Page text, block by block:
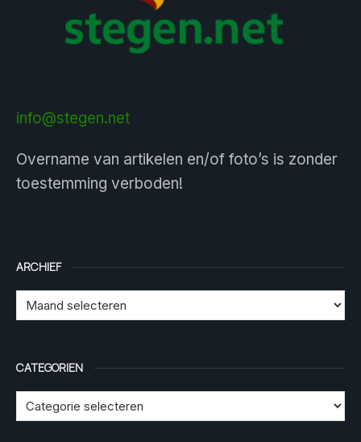
info@stegen.net
Overname van artikelen en/of foto’s is zonder
toestemming verboden!
ARCHIEF
CATEGORIEN